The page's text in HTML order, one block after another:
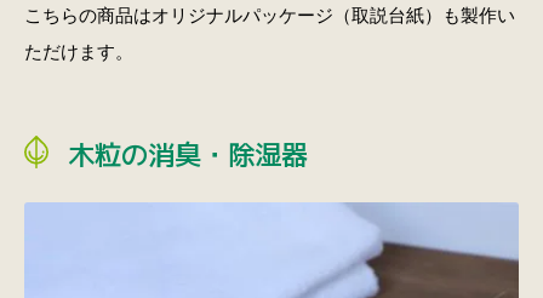
こちらの商品はオリジナルパッケージ（取説台紙）も製作い
ただけます。
木粒の消臭・除湿器